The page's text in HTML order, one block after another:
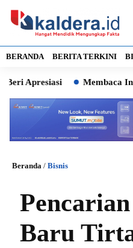
BERANDA BERITA TERKINI
Membaca
Beranda / Bisnis
Baru